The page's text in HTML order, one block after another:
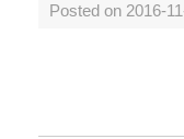
Posted on 2016-